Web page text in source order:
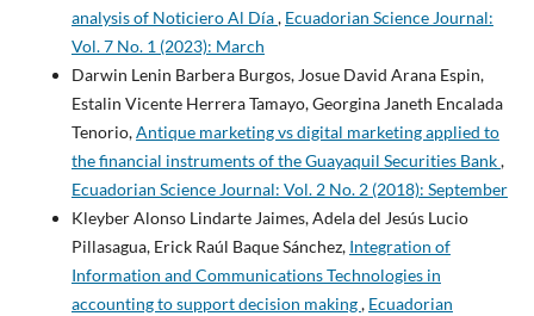
analysis of Noticiero Al Día, Ecuadorian Science Journal:
Vol. 7 No. 1 (2023): March
Darwin Lenin Barbera Burgos, Josue David Arana Espin,
Estalin Vicente Herrera Tamayo, Georgina Janeth Encalada
Tenorio,Antique marketing vs digital marketing applied to
the financial instruments of the Guayaquil Securities Bank,
Ecuadorian Science Journal: Vol. 2 No. 2 (2018): September
Kleyber Alonso Lindarte Jaimes, Adela del Jesús Lucio
Pillasagua, Erick Raúl Baque Sánchez, Integration of
Information and Communications Technologies in
accounting to support decision making, Ecuadorian